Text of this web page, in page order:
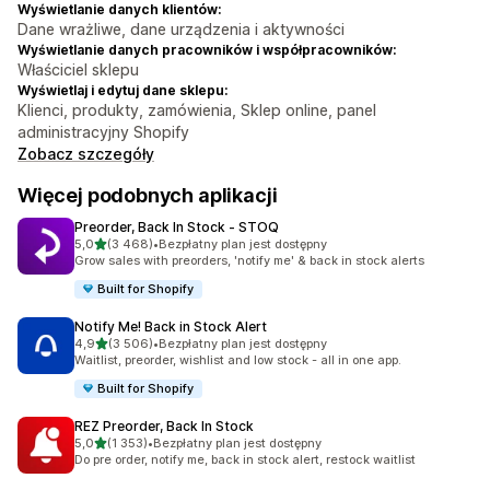
Wyświetlanie danych klientów:
Dane wrażliwe, dane urządzenia i aktywności
Wyświetlanie danych pracowników i współpracowników:
Właściciel sklepu
Wyświetlaj i edytuj dane sklepu:
Klienci, produkty, zamówienia, Sklep online, panel
administracyjny Shopify
Zobacz szczegóły
Więcej podobnych aplikacji
Preorder, Back In Stock ‑ STOQ
5,0na 5 gwiazdek
(3 468)
Łączna liczba recenzji: 3468
•Bezpłatny plan jest dostępny
Grow sales with preorders, 'notify me' & back in stock alerts
Built for Shopify
Notify Me! Back in Stock Alert
4,9na 5 gwiazdek
(3 506)
Łączna liczba recenzji: 3506
•Bezpłatny plan jest dostępny
Waitlist, preorder, wishlist and low stock - all in one app.
Built for Shopify
REZ Preorder, Back In Stock
5,0na 5 gwiazdek
(1 353)
Łączna liczba recenzji: 1353
•Bezpłatny plan jest dostępny
Do pre order, notify me, back in stock alert, restock waitlist